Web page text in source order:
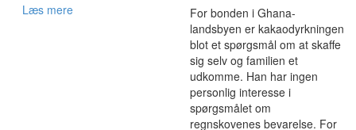
Læs mere
For bonden i Ghana-
landsbyen er kakaodyrkningen
blot et spørgsmål om at skaffe
sig selv og familien et
udkomme. Han har ingen
personlig interesse i
spørgsmålet om
regnskovenes bevarelse. For